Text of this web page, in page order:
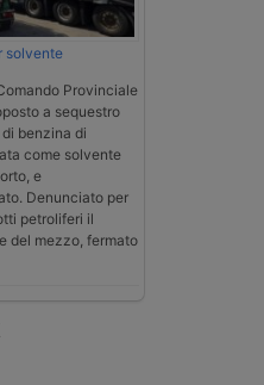
solvente
Provinciale
a sequestro
benzina di
come solvente
e
Denunciato per
petroliferi il
del mezzo, fermato